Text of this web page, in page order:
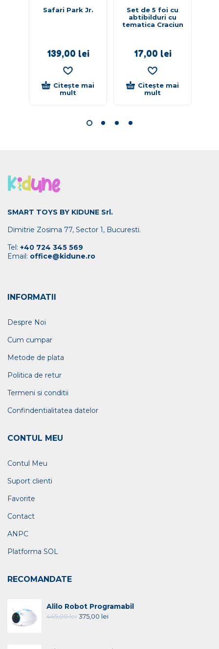
Safari Park Jr.
139,00 lei
Citește mai
mult
Set de 5 foi cu
abtibilduri cu
tematica Craciun
17,00 lei
Citește mai
mult
SMART TOYS BY KIDUNE Srl.
Dimitrie Zosima 77, Sector 1, Bucuresti.
Tel: +40 724 345 569
Email: office@kidune.ro
INFORMATII
Despre Noi
Cum cumpar
Metode de plata
Politica de retur
Termeni si conditii
Confindentialitatea datelor
CONTUL MEU
Contul Meu
Suport clienti
Favorite
Contact
ANPC
Platforma SOL
RECOMANDATE
Alilo Robot Programabil
445,00lei 375,00 lei